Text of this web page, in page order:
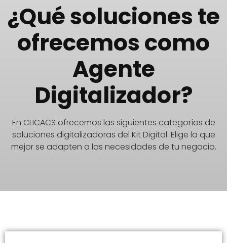
¿Qué soluciones te
ofrecemos como
Agente
Digitalizador?
En CLICACS ofrecemos las siguientes categorías de
soluciones digitalizadoras del Kit Digital. Elige la que
mejor se adapten a las necesidades de tu negocio.